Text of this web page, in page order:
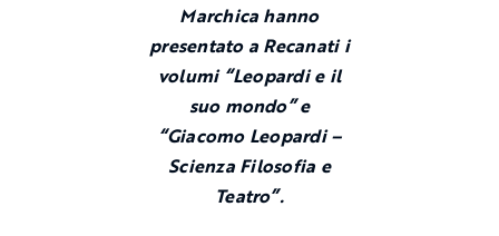
Marchica hanno
presentato a Recanati i
volumi “Leopardi e il
suo mondo” e
“Giacomo Leopardi –
Scienza Filosofia e
Teatro”.